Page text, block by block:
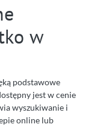
w
podstawowe
jest w cenie
wyszukiwanie i
online lub